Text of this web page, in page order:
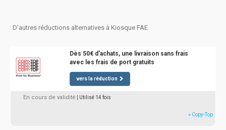
D'autres réductions alternatives à Kiosque FAE
Dès 50€ d'achats, une livraison sans frais
avec les frais de port gratuits
vers la réduction
En cours de validité | Utilisé 14 fois
» Copy-Top